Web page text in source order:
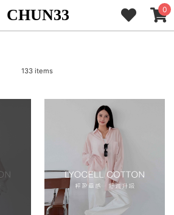
CHUN33 0
133 items